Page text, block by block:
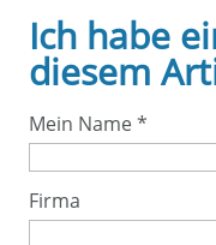
Ich habe
diesem
Mein Name*
Firma